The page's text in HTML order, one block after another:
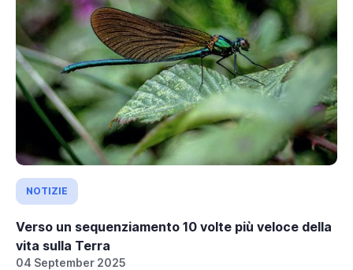
NOTIZIE
Verso un sequenziamento 10 volte più veloce della
vita sulla Terra
04 September 2025